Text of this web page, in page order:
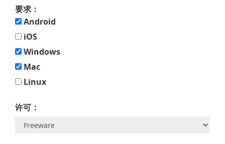
要求：
Android
iOS
Windows
Mac
Linux
许可：